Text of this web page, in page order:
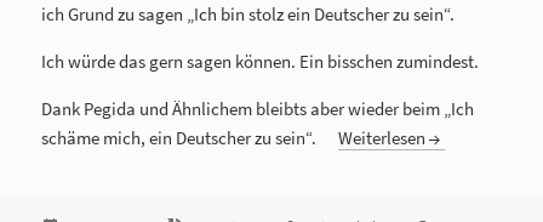
ich Grund zu sagen „Ich bin stolz ein Deutscher zu sein“.
Ich würde das gern sagen können. Ein bisschen zumindest.
Dank Pegida und Ähnlichem bleibts aber wieder beim „Ich
schäme mich, ein Deutscher zu sein“.Weiterlesen